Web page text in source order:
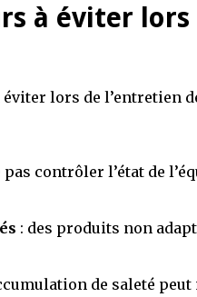
à éviter lors
lors de l’entretien
pas contrôler l’état de
: des produits non
de saleté peut